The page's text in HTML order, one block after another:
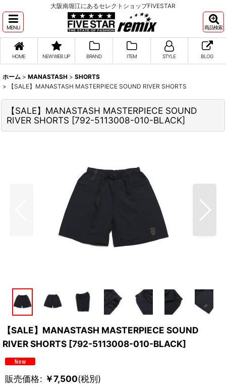
大阪南堀江にあるセレクトショップFIVESTAR
MENU 商品検索
HOME NEW WEB UP BRAND ITEM STYLE BLOG
ホーム > MANASTASH > SHORTS
>
【SALE】MANASTASH MASTERPIECE SOUND RIVER SHORTS
【SALE】MANASTASH MASTERPIECE SOUND
RIVER SHORTS [792-5113008-010-BLACK]
【SALE】MANASTASH MASTERPIECE SOUND
RIVER SHORTS [792-5113008-010-BLACK]
販売価格: ￥7,500(税別)